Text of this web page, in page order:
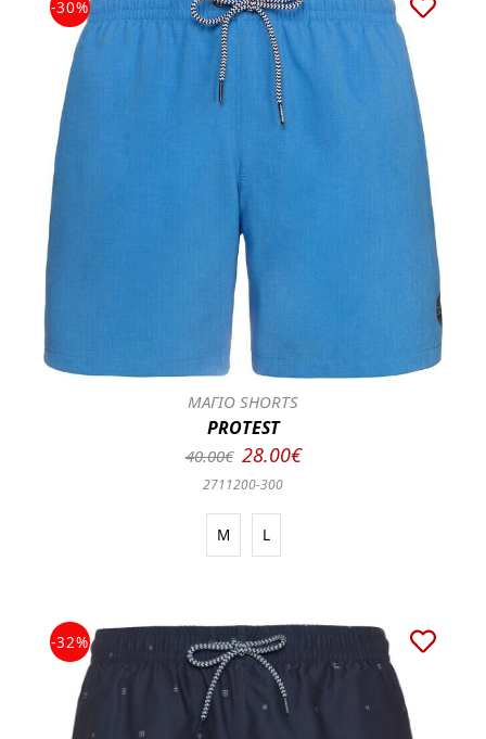
-30%
ΜΑΓΙΟ SHORTS
PROTEST
40.00€ 28.00€
2711200-300
M L
-32%